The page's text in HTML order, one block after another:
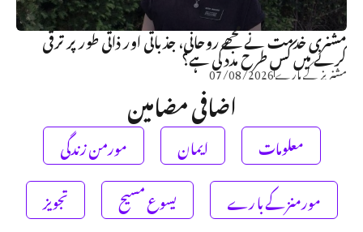
مشنری خدمت نے مجھے روحانی، جذباتی اور ذاتی طور پر ترقی
کرنے میں کس طرح مدد کی ہے؟
مشنریز کے بارے07/08/2026
اضافی مضامین
معلومات ایمان
مورمن زندگی
مورمنز کے با رے
یسوع مسیح
تجویز